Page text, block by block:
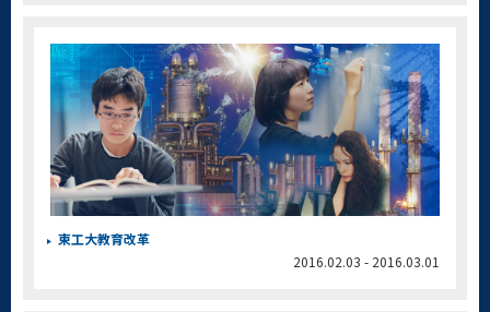
東工大教育改革
2016.02.03 - 2016.03.01